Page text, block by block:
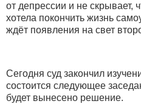
от депрессии и не скрывает,
хотела покончить жизнь
ждёт появления на свет
Сегодня суд закончил
состоится следующее
будет вынесено решение.